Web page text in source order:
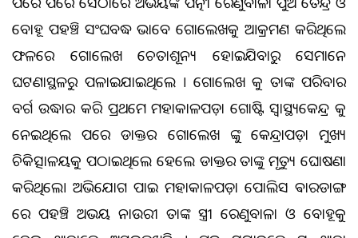
ବୋହୂ ପହଞ୍ଚି ସଂଘବଦ୍ଧ ଭାବେ ଗୋଲେଖକୁ ଆକ୍ରମଣ କରିଥିଲେ
ଫଳରେ ଗୋଲେଖ ଚେତାଶୂନ୍ୟ ହୋଇଯିବାରୁ ସେମାନେ
ଘଟଣାସ୍ଥଳରୁ ପଳାଇଯାଇଥିଲେ । ଗୋଲେଖ କୁ ତାଙ୍କ ପରିବାର
ବର୍ଗ ଉଦ୍ଧାର କରି ପ୍ରଥମେ ମହାକାଳପଡ଼ା ଗୋଷ୍ଟି ସ୍ୱାସ୍ଥ୍ୟକେନ୍ଦ୍ର କୁ
ନେଇଥିଲେ ପରେ ଡାକ୍ତର ଗୋଲେଖ ଙ୍କୁ କେନ୍ଦ୍ରାପଡ଼ା ମୁଖ୍ୟ
ଚିକିତ୍ସାଳୟକୁ ପଠାଇଥିଲେ ହେଲେ ଡାକ୍ତର ତାଙ୍କୁ ମୃତ୍ୟୁ ଘୋଷଣା
କରିଥିଲେ। ଅଭିଯୋଗ ପାଇ ମହାକାଳପଡ଼ା ପୋଲିସ ଵାରଡାଙ୍ଗ
ରେ ପହଞ୍ଚି ଅଭୟ ନାଉରୀ ତାଙ୍କ ସ୍ତ୍ରୀ ରେଣୁବାଳା ଓ ବୋହୂକୁ